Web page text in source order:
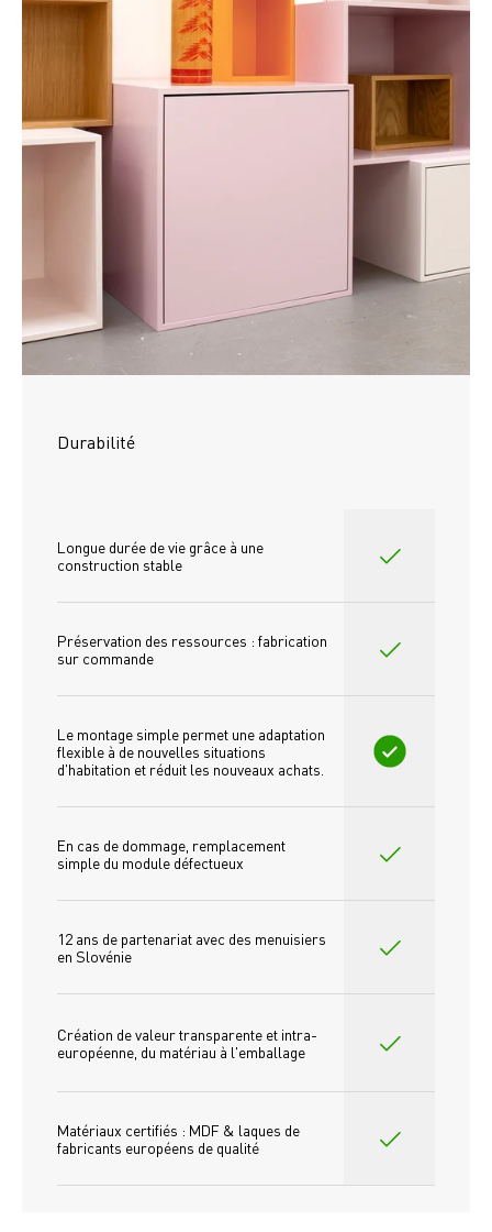
Durabilité
Longue durée de vie grâce à une
construction stable
Préservation des ressources : fabrication
sur commande
Le montage simple permet une adaptation
flexible à de nouvelles situations
d'habitation et réduit les nouveaux achats.
En cas de dommage, remplacement
simple du module défectueux
12 ans de partenariat avec des menuisiers
en Slovénie
Création de valeur transparente et intra-
européenne, du matériau à l'emballage
Matériaux certifiés : MDF & laques de
fabricants européens de qualité